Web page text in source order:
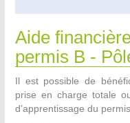
Aide
permis B -
Il est possible de
prise en charge totale
d’apprentissage du